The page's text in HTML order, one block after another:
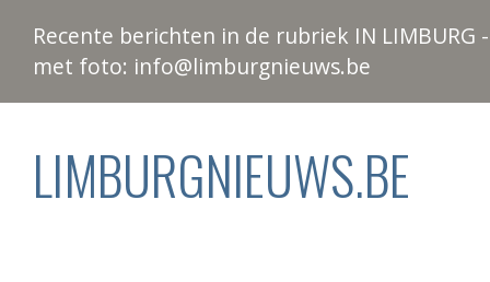
Recente berichten in de rubriek IN
met foto: info@limburgnieuws.be
LIMBURGNIEUWS.BE